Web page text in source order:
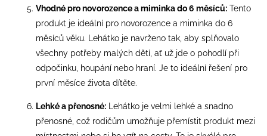
Vhodné pro novorozence a miminka do 6 měsíců: Tento
produkt je ideální pro novorozence a miminka do 6
měsíců věku. Lehátko je navrženo tak, aby splňovalo
všechny potřeby malých dětí, ať už jde o pohodlí při
odpočinku, houpání nebo hraní. Je to ideální řešení pro
první měsíce života dítěte.
Lehké a přenosné: Lehátko je velmi lehké a snadno
přenosné, což rodičům umožňuje přemístit produkt mezi